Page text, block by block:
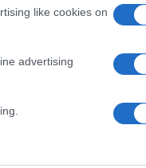
like cookies on
advertising
που θα